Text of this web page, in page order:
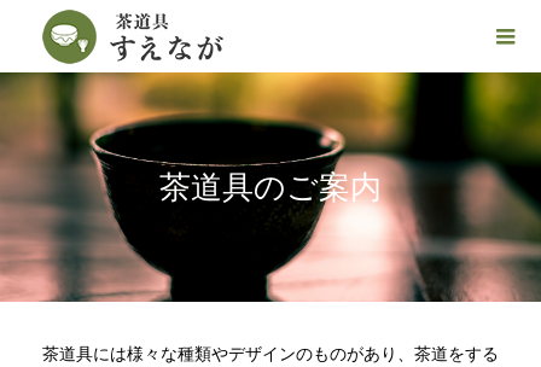
茶道具のご案内
茶道具には様々な種類やデザインのものがあり、茶道をする